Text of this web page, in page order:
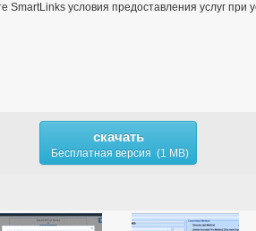
SmartLinks условия предоставления услуг при
скачать
Бесплатная версия (1 MB)